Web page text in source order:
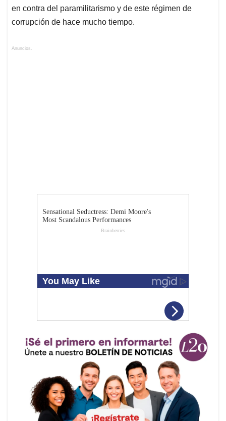
en contra del paramilitarismo y de este régimen de
corrupción de hace mucho tiempo.
Anuncios.